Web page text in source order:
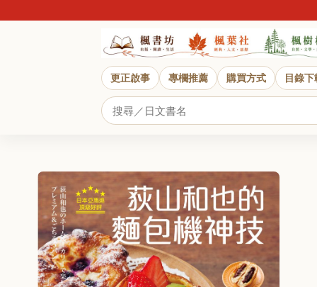
更正啟事 專欄推薦 購買方式 目錄下